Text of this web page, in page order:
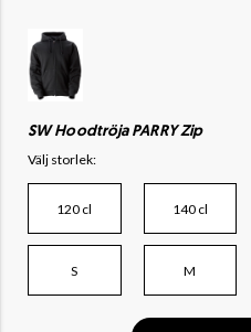
SW Hoodtröja PARRY Zip
Välj storlek:
120 cl 140 cl
S M